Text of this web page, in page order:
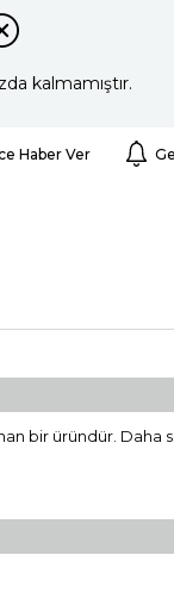
kalmamıştır.
Haber Ver
bir üründür. Daha